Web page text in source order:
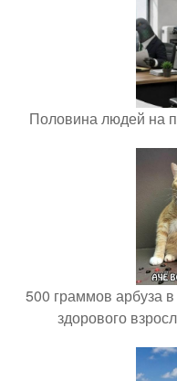
Половина людей на
500 граммов арбуза
здорового